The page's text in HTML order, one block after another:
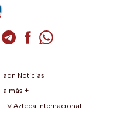
Twitter (se abre en una
Instagram (se abre en una
de TikTok (se abre en
de YouTube (se abre
Cuenta de Telegram (se
Cuenta de
Cuenta de
adn Noticias
a más +
TV Azteca Internacional